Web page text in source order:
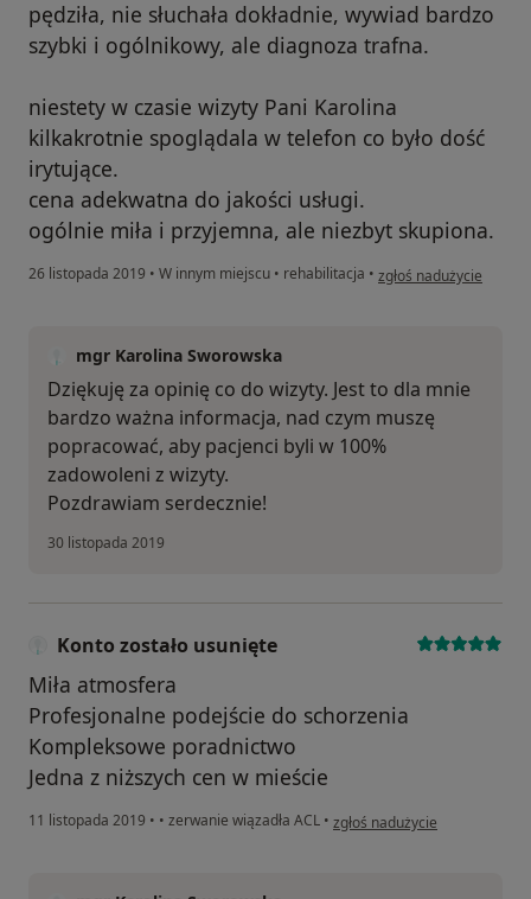
pędziła, nie słuchała dokładnie, wywiad bardzo
szybki i ogólnikowy, ale diagnoza trafna.
niestety w czasie wizyty Pani Karolina
kilkakrotnie spoglądala w telefon co było dość
irytujące.
cena adekwatna do jakości usługi.
ogólnie miła i przyjemna, ale niezbyt skupiona.
26 listopada 2019 • W innym miejscu • rehabilitacja • w opinii użytkownika
zgłoś nadużycie
mgr Karolina Sworowska
Dziękuję za opinię co do wizyty. Jest to dla mnie
bardzo ważna informacja, nad czym muszę
popracować, aby pacjenci byli w 100%
zadowoleni z wizyty.
Pozdrawiam serdecznie!
30 listopada 2019
Konto zostało usunięte
Miła atmosfera
Profesjonalne podejście do schorzenia
Kompleksowe poradnictwo
Jedna z niższych cen w mieście
11 listopada 2019 • • zerwanie wiązadła ACL • w opinii użytkownika Konto
zgłoś nadużycie